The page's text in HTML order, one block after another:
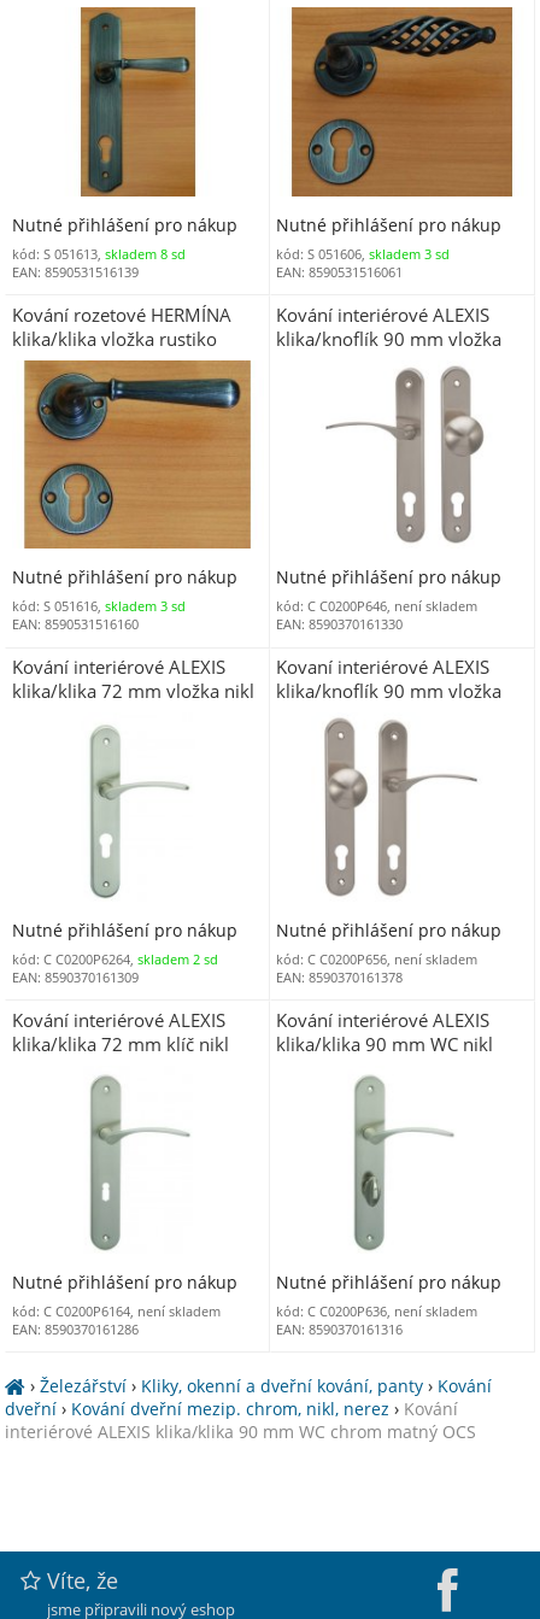
Nutné přihlášení pro nákup
kód: S 051613, skladem 8 sd
EAN: 8590531516139
Nutné přihlášení pro nákup
kód: S 051606,skladem 3 sd
EAN: 8590531516061
Kování rozetové HERMÍNA
klika/klika vložka rustiko
Nutné přihlášení pro nákup
kód: S 051616, skladem 3 sd
EAN: 8590531516160
Kování interiérové ALEXIS
klika/knoflík 90 mm vložka
levá nikl matný ONS
Nutné přihlášení pro nákup
kód: C C0200P646, není skladem
EAN: 8590370161330
Kování interiérové ALEXIS
klika/klika 72 mm vložka nikl
Nutné přihlášení pro nákup
kód: C C0200P6264, skladem 2 sd
EAN: 8590370161309
Kovaní interiérové ALEXIS
klika/knoflík 90 mm vložka
pravá nikl matný ONS
Nutné přihlášení pro nákup
kód: C C0200P656, není skladem
EAN: 8590370161378
Kování interiérové ALEXIS
klika/klika 72 mm klíč nikl
Nutné přihlášení pro nákup
kód: C C0200P6164, není skladem
EAN: 8590370161286
Kování interiérové ALEXIS
klika/klika 90 mm WC nikl
Nutné přihlášení pro nákup
kód: C C0200P636, není skladem
EAN: 8590370161316
›Železářství › Kliky, okenní a dveřní kování, panty › Kování
dveřní › Kování dveřní mezip. chrom, nikl, nerez › Kování
interiérové ALEXIS klika/klika 90 mm WC chrom matný OCS
Víte, že
jsme připravili nový eshop